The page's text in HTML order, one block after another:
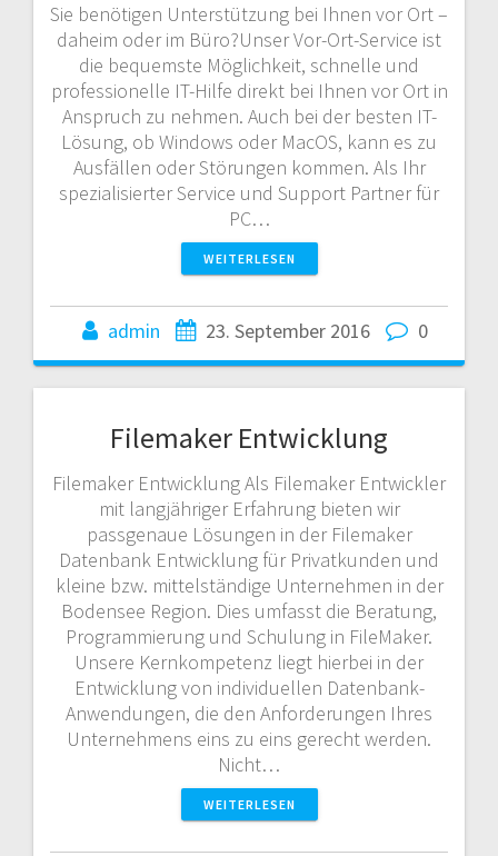
Sie benötigen Unterstützung bei Ihnen vor Ort –
daheim oder im Büro?Unser Vor-Ort-Service ist
die bequemste Möglichkeit, schnelle und
professionelle IT-Hilfe direkt bei Ihnen vor Ort in
Anspruch zu nehmen. Auch bei der besten IT-
Lösung, ob Windows oder MacOS, kann es zu
Ausfällen oder Störungen kommen. Als Ihr
spezialisierter Service und Support Partner für
PC…
WEITERLESEN
admin 23. September 2016 0
Filemaker Entwicklung
Filemaker Entwicklung Als Filemaker Entwickler
mit langjähriger Erfahrung bieten wir
passgenaue Lösungen in der Filemaker
Datenbank Entwicklung für Privatkunden und
kleine bzw. mittelständige Unternehmen in der
Bodensee Region. Dies umfasst die Beratung,
Programmierung und Schulung in FileMaker.
Unsere Kernkompetenz liegt hierbei in der
Entwicklung von individuellen Datenbank-
Anwendungen, die den Anforderungen Ihres
Unternehmens eins zu eins gerecht werden.
Nicht…
WEITERLESEN